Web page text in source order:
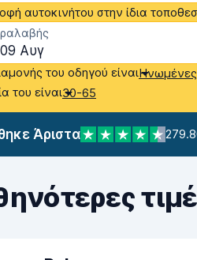
αυτοκινήτου στην ίδια
Αυγ
του οδηγού είναιΗνωμένες
του είναι30-65
Άριστα